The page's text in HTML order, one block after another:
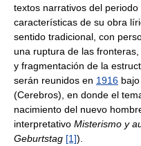
textos narrativos del
características de su obra
sentido tradicional, con
una ruptura de las
y fragmentación de la
serán reunidos en 1916
(Cerebros), en donde el
nacimiento del nuevo
interpretativo Misterismo y
Geburtstag [1]).